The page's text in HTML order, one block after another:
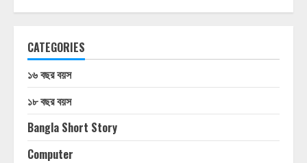
CATEGORIES
১৬ বছর বয়স
১৮ বছর বয়স
Bangla Short Story
Computer